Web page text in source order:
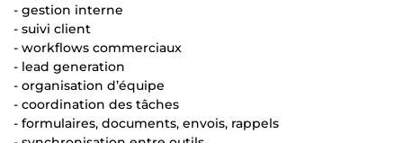
- gestion interne
- suivi client
- workflows commerciaux
- lead generation
- organisation d’équipe
- coordination des tâches
- formulaires, documents, envois, rappels